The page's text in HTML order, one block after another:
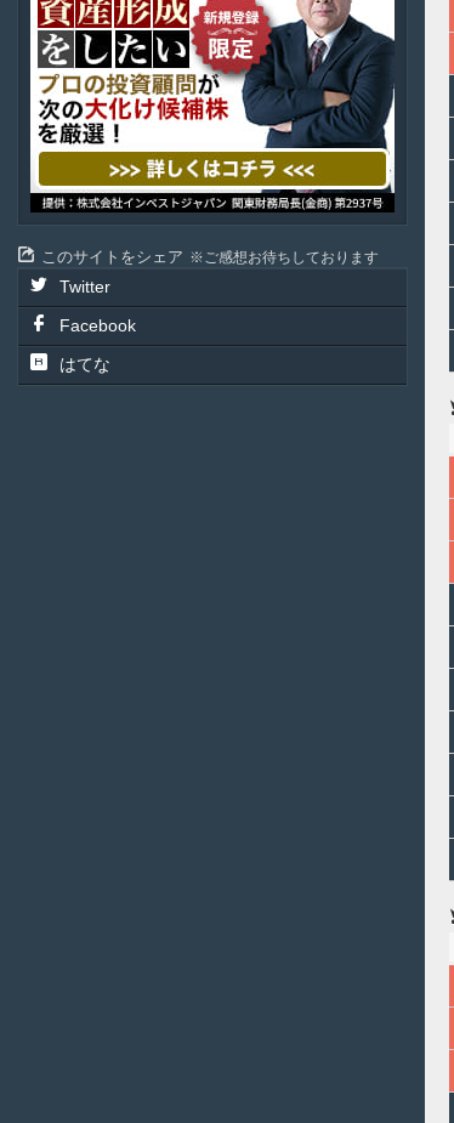
このサイトをシェア ご感想お待ちしております
Twitter
Facebook
はてな